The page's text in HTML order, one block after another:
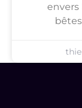
envers